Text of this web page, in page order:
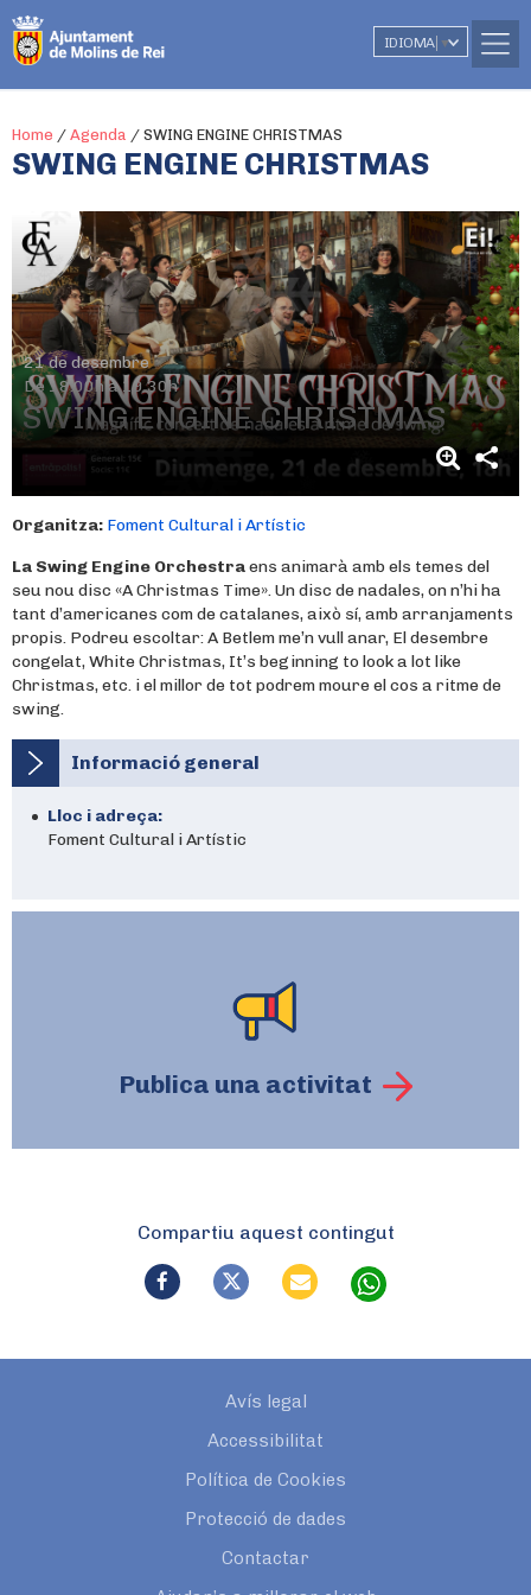
IDIOMA ▼
Home / Agenda / SWING ENGINE CHRISTMAS
SWING ENGINE CHRISTMAS
21 de desembre
De 18.00h a 19.30h
SWING ENGINE CHRISTMAS
Organitza: Foment Cultural i Artístic
La Swing Engine Orchestraens animarà amb els temes del
seu nou disc «A Christmas Time». Un disc de nadales, on n’hi ha
tant d’americanes com de catalanes, això sí, amb arranjaments
propis. Podreu escoltar: A Betlem me’n vull anar, El desembre
congelat, White Christmas, It’s beginning to look a lot like
Christmas, etc. i el millor de tot podrem moure el cos a ritme de
swing.
Informació general
Lloc i adreça:
Foment Cultural i Artístic
Publica una activitat
Compartiu aquest contingut
Avís legal
Accessibilitat
Política de Cookies
Protecció de dades
Contactar